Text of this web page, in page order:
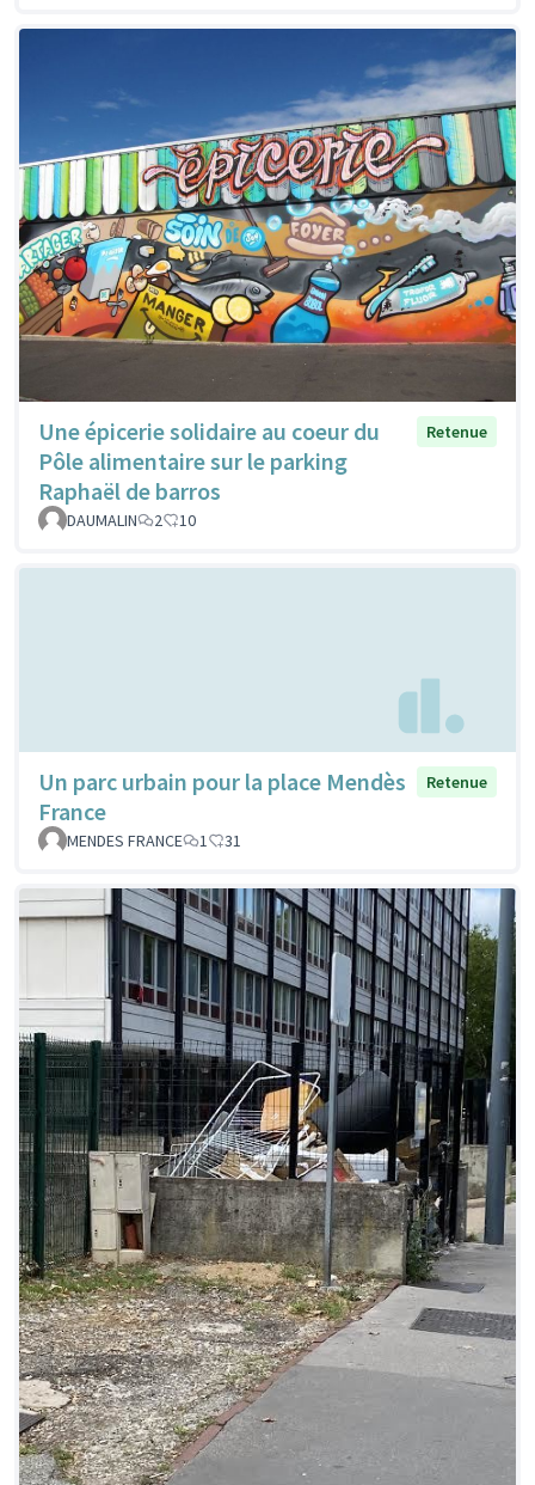
Une épicerie solidaire au coeur du
Pôle alimentaire sur le parking
Raphaël de barros
Retenue
DAUMALIN 2 10
Un parc urbain pour la place Mendès
France
Retenue
MENDES FRANCE 1 31